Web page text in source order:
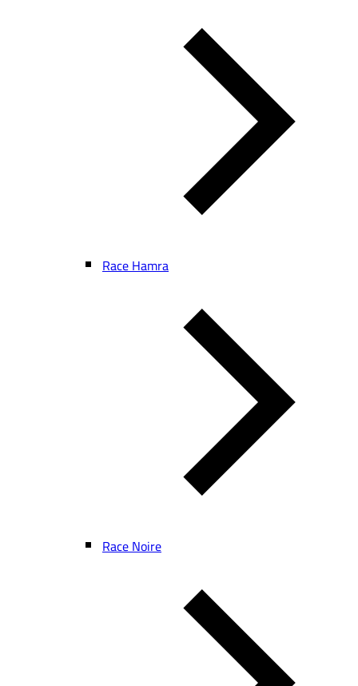
Race Hamra
Race Noire